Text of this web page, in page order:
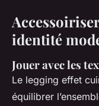
identité
Jouer avec les
Le legging effet
équilibrer